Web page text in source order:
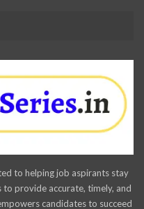
to helping job aspirants stay
provide accurate, timely, and
candidates to succeed